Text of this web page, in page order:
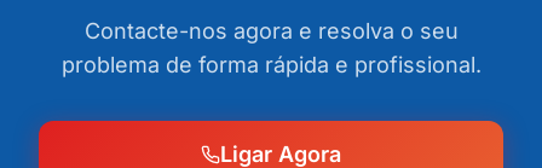
Contacte-nos agora e resolva o seu
problema de forma rápida e profissional.
Ligar Agora